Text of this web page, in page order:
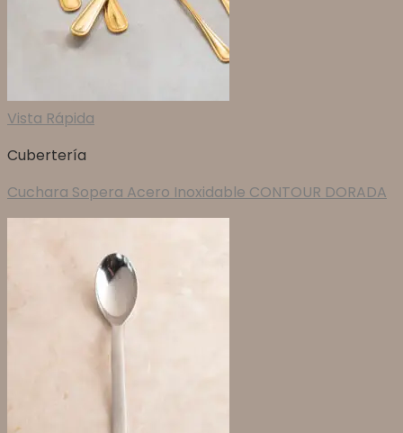
Vista Rápida
Cubertería
Cuchara Sopera Acero Inoxidable CONTOUR DORADA